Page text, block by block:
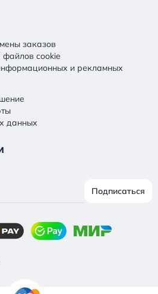
заказов
файлов cookie
и рекламных
данных
Подписаться